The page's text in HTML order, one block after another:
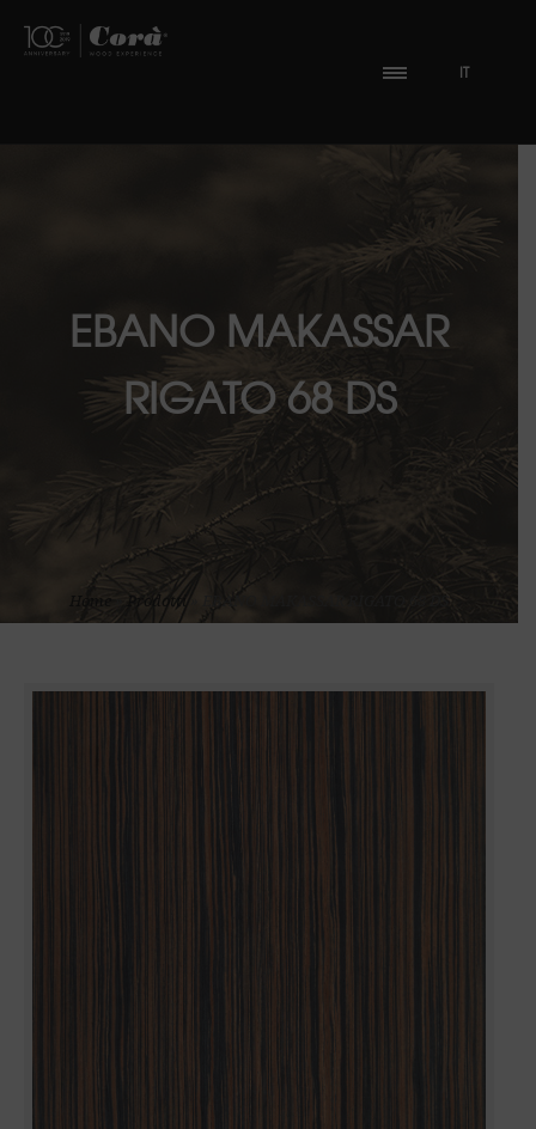
IT
EBANO MAKASSAR
RIGATO 68 DS
Home Prodotti»